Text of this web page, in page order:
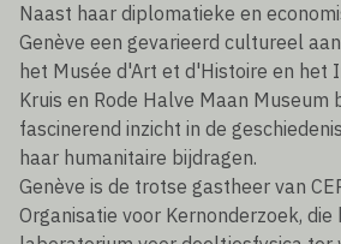
Naast haar diplomatieke en
Genève een gevarieerd cultureel
het Musée d'Art et d'Histoire en het
Kruis en Rode Halve Maan Museum
fascinerend inzicht in de
haar humanitaire bijdragen.
Genève is de trotse gastheer van
Organisatie voor Kernonderzoek,